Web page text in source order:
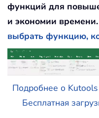
функций для
и экономии времени.
выбрать функцию,
Подробнее о Kutools
Бесплатная